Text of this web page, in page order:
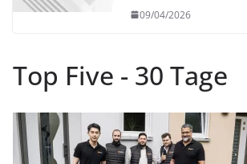
09/04/2026
Top Five - 30 Tage